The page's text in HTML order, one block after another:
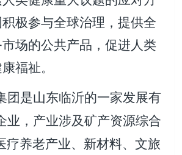
极参与全球治理，提供全
场的公共产品，促进人类
福祉。
团是山东临沂的一家发展有
业，产业涉及矿产资源综合
疗养老产业、新材料、文旅